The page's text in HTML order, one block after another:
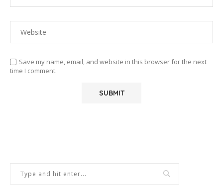
Save my name, email, and website in this browser for the next
time I comment.